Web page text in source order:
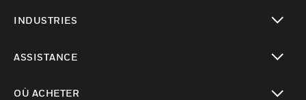
INDUSTRIES
ASSISTANCE
OÙ ACHETER